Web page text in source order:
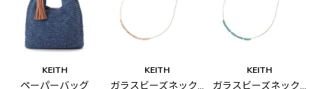
KEITH
ペーパーバッグ
KEITH
ガラスビーズネックレス
KEITH
ガラスビーズネックレス